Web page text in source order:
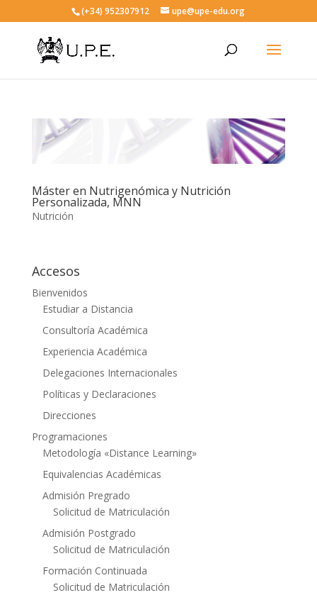
(+34) 952307912 upe@upe-edu.org
Máster en Nutrigenómica y Nutrición
Personalizada, MNN
Nutrición
Accesos
Bienvenidos
Estudiar a Distancia
Consultoría Académica
Experiencia Académica
Delegaciones Internacionales
Políticas y Declaraciones
Direcciones
Programaciones
Metodología «Distance Learning»
Equivalencias Académicas
Admisión Pregrado
Solicitud de Matriculación
Admisión Postgrado
Solicitud de Matriculación
Formación Continuada
Solicitud de Matriculación